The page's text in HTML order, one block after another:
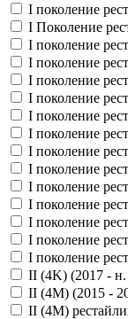
I поколение
I Поколение
I поколение
I поколение
I поколение
I поколение
I поколение
I поколение
I поколение
I поколение
I поколение
I поколение
I поколение
I поколение
I поколение
II (4K) (2017 -
II (4M) (2015 -
II (4M)